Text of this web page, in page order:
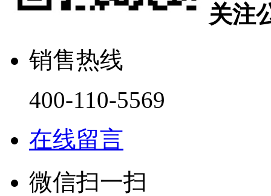
关注
销售热线
400-110-5569
在线留言
微信扫一扫